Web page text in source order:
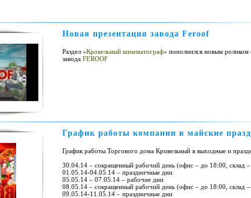
Новая презентация завода Feroof
Раздел «Кровельный кинематограф» пополнился новым роликом
завода FEROOF
График работы компании в майские
График работы Торгового дома Кровельный в выходные и
30.04.14 – сокращенный рабочий день (офис – до 18:00, склад
01.05.14-04.05.14 – праздничные дни
05.05.14 – 07.05.14 – рабочие дни
08.05.14 – сокращенный рабочий день (офис – до 18:00, склад
09.05.14-11.05.14 – праздничные дни